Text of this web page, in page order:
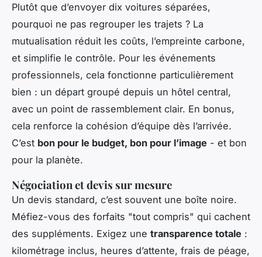
Plutôt que d’envoyer dix voitures séparées,
pourquoi ne pas regrouper les trajets ? La
mutualisation réduit les coûts, l’empreinte carbone,
et simplifie le contrôle. Pour les événements
professionnels, cela fonctionne particulièrement
bien : un départ groupé depuis un hôtel central,
avec un point de rassemblement clair. En bonus,
cela renforce la cohésion d’équipe dès l’arrivée.
C’est bon pour le budget, bon pour l’image - et bon
pour la planète.
Négociation et devis sur mesure
Un devis standard, c’est souvent une boîte noire.
Méfiez-vous des forfaits "tout compris" qui cachent
des suppléments. Exigez une transparence totale :
kilométrage inclus, heures d’attente, frais de péage,